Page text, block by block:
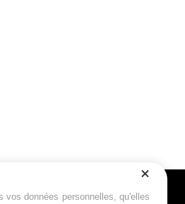
données personnelles, qu'elles